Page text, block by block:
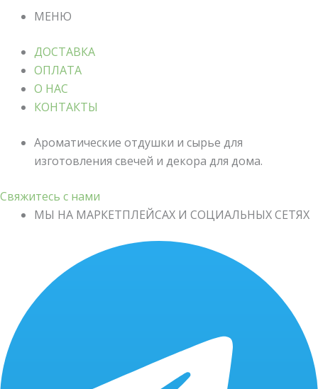
МЕНЮ
ДОСТАВКА
ОПЛАТА
О НАС
КОНТАКТЫ
Ароматические отдушки и сырье для
изготовления свечей и декора для дома.
Свяжитесь с нами
МЫ НА МАРКЕТПЛЕЙСАХ И СОЦИАЛЬНЫХ СЕТЯХ